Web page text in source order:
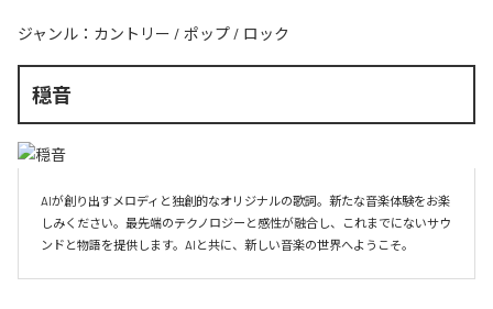
ジャンル： カントリー / ポップ / ロック
穏音
AIが創り出すメロディと独創的なオリジナルの歌詞。新たな音楽体験をお楽
しみください。最先端のテクノロジーと感性が融合し、これまでにないサウ
ンドと物語を提供します。AIと共に、新しい音楽の世界へようこそ。